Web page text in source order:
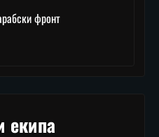
фронт
екипа